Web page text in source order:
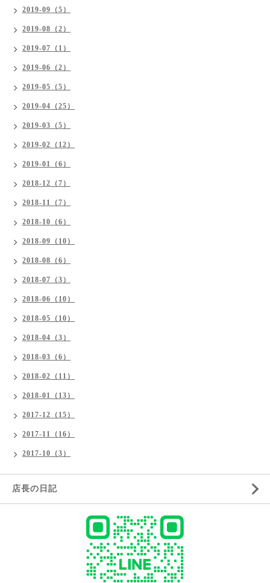
2019-09（5）
2019-08（2）
2019-07（1）
2019-06（2）
2019-05（5）
2019-04（25）
2019-03（5）
2019-02（12）
2019-01（6）
2018-12（7）
2018-11（7）
2018-10（6）
2018-09（10）
2018-08（6）
2018-07（3）
2018-06（10）
2018-05（10）
2018-04（3）
2018-03（6）
2018-02（11）
2018-01（13）
2017-12（15）
2017-11（16）
2017-10（3）
店長の日記